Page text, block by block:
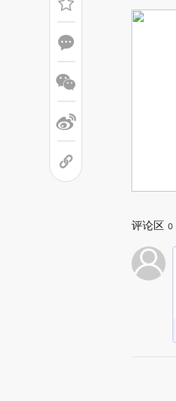
评论区 0